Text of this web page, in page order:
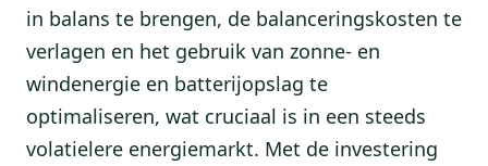
in balans te brengen, de balanceringskosten te
verlagen en het gebruik van zonne- en
windenergie en batterijopslag te
optimaliseren, wat cruciaal is in een steeds
volatielere energiemarkt. Met de investering